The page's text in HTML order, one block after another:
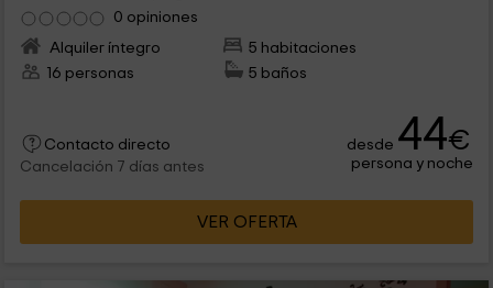
0 opiniones
Alquiler íntegro
5 habitaciones
16 personas
5 baños
Contacto directo
Cancelación 7 días antes
desde 44€
persona y noche
VER OFERTA